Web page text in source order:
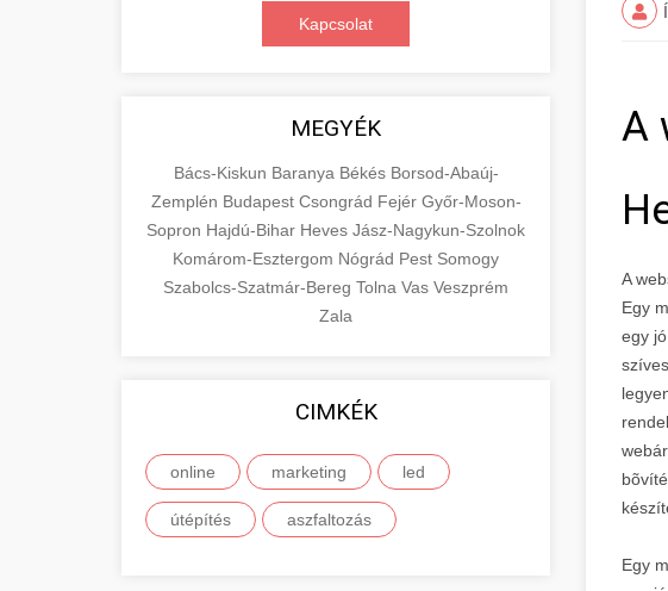
Kapcsolat
MEGYÉK
Bács-Kiskun Baranya Békés Borsod-Abaúj-
Zemplén Budapest Csongrád Fejér Győr-Moson-
Sopron Hajdú-Bihar Heves Jász-Nagykun-Szolnok
Komárom-Esztergom Nógrád Pest Somogy
Szabolcs-Szatmár-Bereg Tolna Vas Veszprém
Zala
CIMKÉK
online marketing led
útépítés aszfaltozás
A
A
Egy
egy
Egy